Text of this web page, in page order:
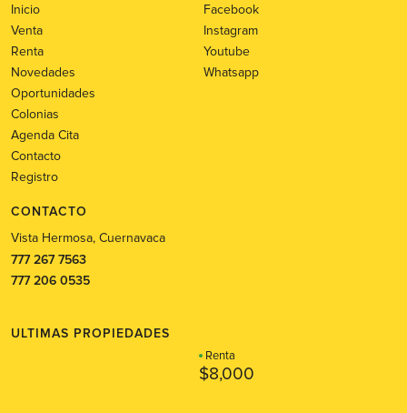
Inicio
Venta
Renta
Novedades
Oportunidades
Colonias
Agenda Cita
Contacto
Registro
Facebook
Instagram
Youtube
Whatsapp
CONTACTO
Vista Hermosa, Cuernavaca
777 267 7563
777 206 0535
ULTIMAS PROPIEDADES
Renta
$8,000